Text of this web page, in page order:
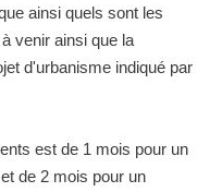
ainsi quels sont les
venir ainsi que la
d'urbanisme indiqué par
est de 1 mois pour un
de 2 mois pour un